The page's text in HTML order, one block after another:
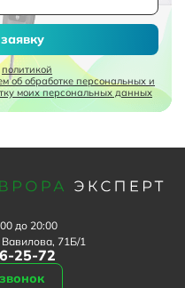
политикой
об обработке персональных и
моих персональных данных
до 20:00
Вавилова, 71Б/1
25-72